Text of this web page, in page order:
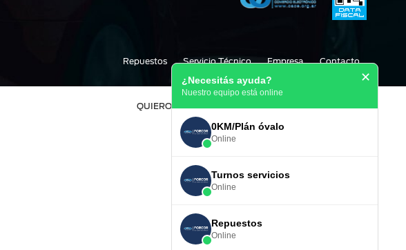
Repuestos Servicio Técnico Empresa Contacto
QUIERO REGISTRARME TRABAJA CON NOSOTROS
¿Necesitás ayuda?
Nuestro equipo está online
✕
0KM/Plán óvalo
Online
Turnos servicios
Online
Repuestos
Online